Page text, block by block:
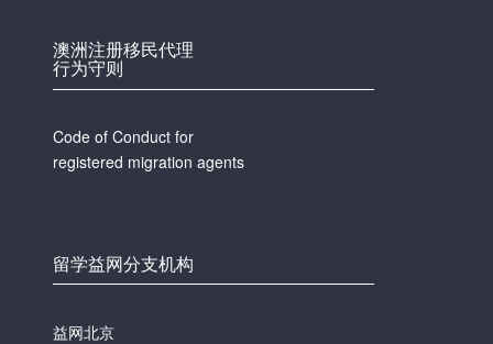
澳洲注册移民代理
行为守则
Code of Conduct for
registered migration agents
留学益网分支机构
益网北京